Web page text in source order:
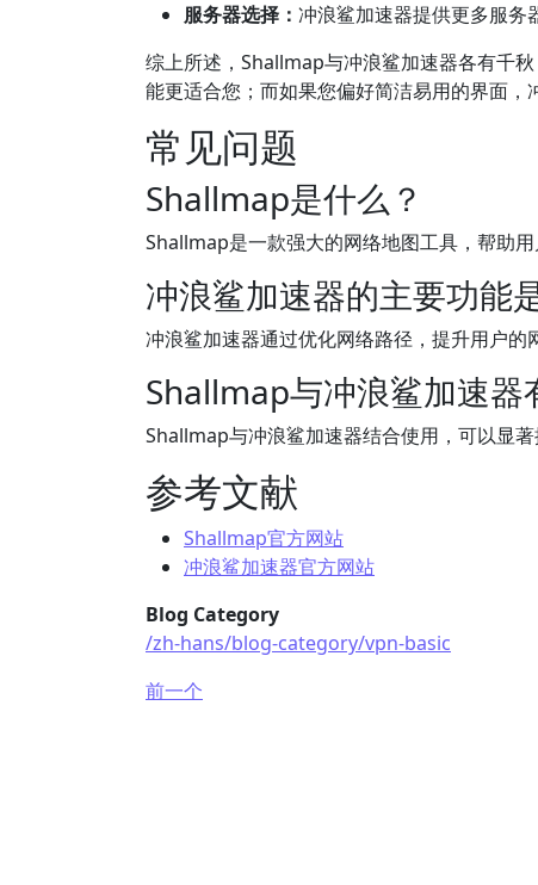
服务器选择： 冲浪鲨加速器提供更多服务
综上所述，Shallmap与冲浪鲨加速器各有千
能更适合您；而如果您偏好简洁易用的界面，
常见问题
Shallmap是什么？
Shallmap是一款强大的网络地图工具，帮助用
冲浪鲨加速器的主要功能
冲浪鲨加速器通过优化网络路径，提升用户的
Shallmap与冲浪鲨加速器
Shallmap与冲浪鲨加速器结合使用，可以显著
参考文献
Shallmap官方网站
冲浪鲨加速器官方网站
Blog Category
/zh-hans/blog-category/vpn-basic
前一个